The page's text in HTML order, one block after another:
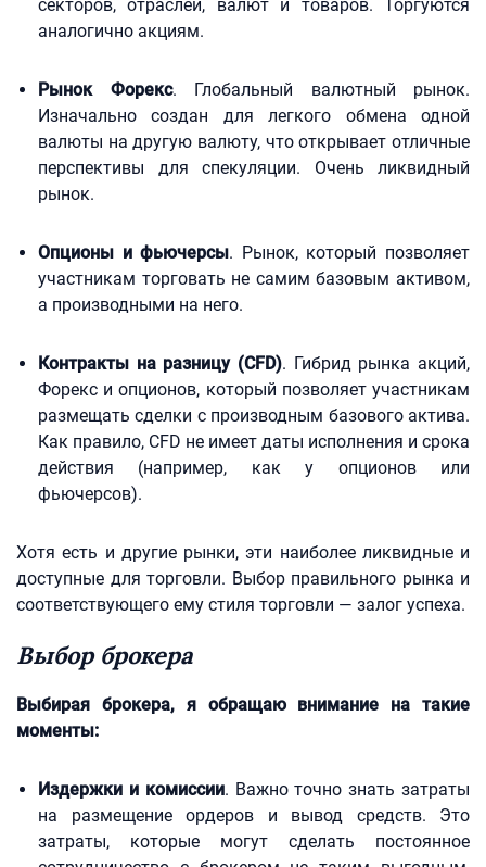
секторов, отраслей, валют и товаров. Торгуются
аналогично акциям.
Рынок Форекс. Глобальный валютный рынок.
Изначально создан для легкого обмена одной
валюты на другую валюту, что открывает отличные
перспективы для спекуляции. Очень ликвидный
рынок.
Опционы и фьючерсы. Рынок, который позволяет
участникам торговать не самим базовым активом,
а производными на него.
Контракты на разницу (CFD). Гибрид рынка акций,
Форекс и опционов, который позволяет участникам
размещать сделки с производным базового актива.
Как правило, CFD не имеет даты исполнения и срока
действия (например, как у опционов или
фьючерсов).
Хотя есть и другие рынки, эти наиболее ликвидные и
доступные для торговли. Выбор правильного рынка и
соответствующего ему стиля торговли — залог успеха.
Выбор брокера
Выбирая брокера, я обращаю внимание на такие
моменты:
Издержки и комиссии. Важно точно знать затраты
на размещение ордеров и вывод средств. Это
затраты, которые могут сделать постоянное